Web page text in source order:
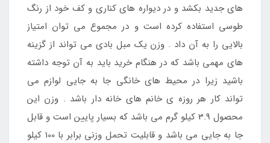
های جدید بکشد و در دیواره های کناری و کف خود از رنگ
طوسی استفاده کرده است و در مجموع می توان امتیاز
بالایی را به آن داد . وزن یک مبل بادی می تواند از گزینه
های مهمی باشد که در هنگام خرید باید به آن توجه داشته
باشید زیرا در محیط های خانگی جا به جایی لوازم می
تواند کار هر روزه ی خانم های خانه دار باشد . وزن این
محصول 3.9 کیلو گرم می باشد که بسیار پایین است و قابل
جا به جایی می باشد و قابلیت تحمل وزنی برابر با 100 کیلو